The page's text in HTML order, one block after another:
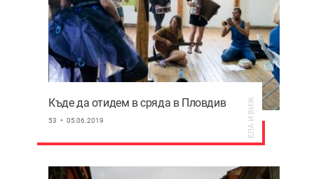
Къде да отидем в сряда в Пловдив
53 05.06.2019 ЕЛА И ВИЖ